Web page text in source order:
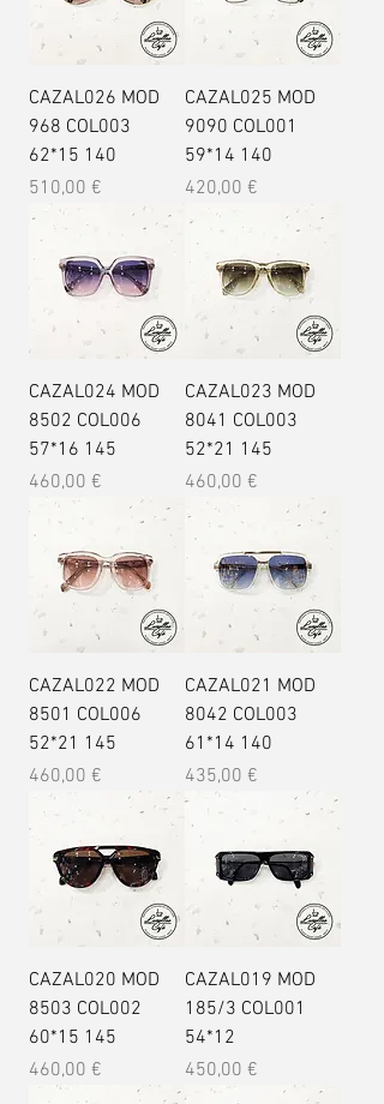
CAZAL026 MOD
968 COL003
62*15 140
Prix
510,00 €
CAZAL025 MOD
9090 COL001
59*14 140
Prix
420,00 €
CAZAL024 MOD
8502 COL006
57*16 145
Prix
460,00 €
CAZAL023 MOD
8041 COL003
52*21 145
Prix
460,00 €
CAZAL022 MOD
8501 COL006
52*21 145
Prix
460,00 €
CAZAL021 MOD
8042 COL003
61*14 140
Prix
435,00 €
CAZAL020 MOD
8503 COL002
60*15 145
Prix
460,00 €
CAZAL019 MOD
185/3 COL001
54*12
Prix
450,00 €